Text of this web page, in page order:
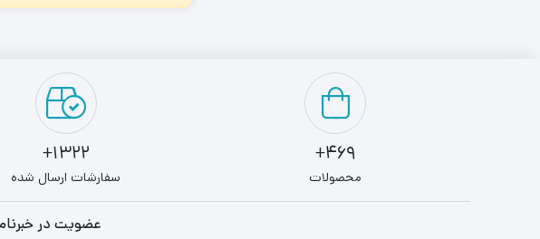
469+
محصولات
1322+
سفارشات ارسال شده
عضویت در